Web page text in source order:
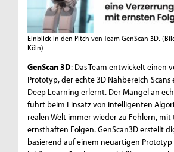
Einblick in den Pitch von Team GenScan 3D.
Köln)
GenScan 3D: Das Team entwickelt einen
Prototyp, der echte 3D Nahbereich-
Deep Learning erlernt. Der Mangel an
führt beim Einsatz von intelligenten
realen Welt immer wieder zu Fehlern, mit
ernsthaften Folgen. GenScan3D erstellt
basierend auf einem neuartigen